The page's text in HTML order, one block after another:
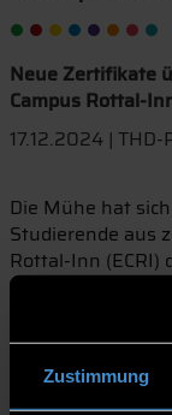
Zustimmung
Neue Zertifikate
Campus Rottal-
17.12.2024 |
Die Mühe hat
Studierende aus
Rottal-Inn (ECRI)
(THD) ihre
Interkultureller
Prof. Dr. Michelle
„das eigene
Der Kurs besteht